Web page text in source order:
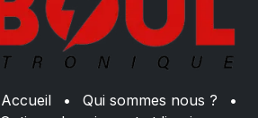
Accueil • Qui sommes nous ?
•